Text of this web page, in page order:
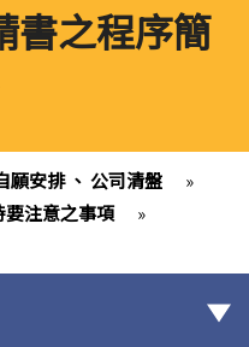
書之程序簡
願安排 、 公司清盤
»
要注意之事項
»